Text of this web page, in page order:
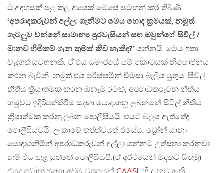
ට අදහසක් පළ කල අයෙක් මෙසේ සටහන් කර තිබිණි.
‘අපරාදකරුවන් අල්ලා ගැනීමට මෙය හොද ක්‍රමයක්, නමුත්
ගැටලුව වන්නේ සාමාන්‍ය පුරවැසියන් සහ ඔවුන්ගේ සිවිල් /
මානව හිමිකම් ගැන කුමක් කිව හැකිද?’ යන්නයි. මෙය ඉතා
වැදගත් සටහනකි. ඒ එය සමාජයේ යම් කොටසක් නියෝජනය
කරන බැවිනි. නමුත් එය පරිස්සමින් විමසා බැලිය යුතුය. සිවිල්
නීතිය ක්‍රියාත්මක කරන ඕනෑම රටක්, අපරාධකරුවන් නීතිය
හමුවට ඉදිරිපත්කිරීම සදහා යොදාගනු ලබන්නේ සිවිල් නීතිය
ක්‍රියාත්මක කරනු ලබන පොලීසියයි. එයට බලය ඇත්තේද
පොලීසියටයි. ලංකාවේ තත්ත්වයත් එසේය. ඩ්‍රෝන් යානා
යොදාගනිමින් අපරාධකරුවන් අල්ලා ගන්නට උත්සහා කරනවා
නම් එය කළ යුත්තේ පොලීසියයි.(ඒ අර්ථයෙන් මදකට සිතමු)